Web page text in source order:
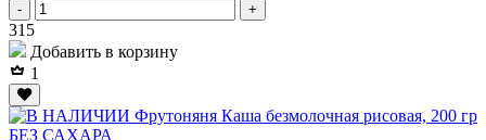
- +
315Р
Добавить в корзину
1